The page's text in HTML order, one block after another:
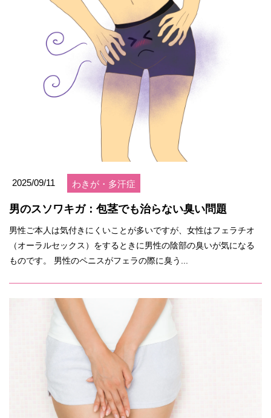
2025/09/11 わきが・多汗症
男のスソワキガ：包茎でも治らない臭い問題
男性ご本人は気付きにくいことが多いですが、女性はフェラチオ
（オーラルセックス）をするときに男性の陰部の臭いが気になる
ものです。 男性のペニスがフェラの際に臭う...